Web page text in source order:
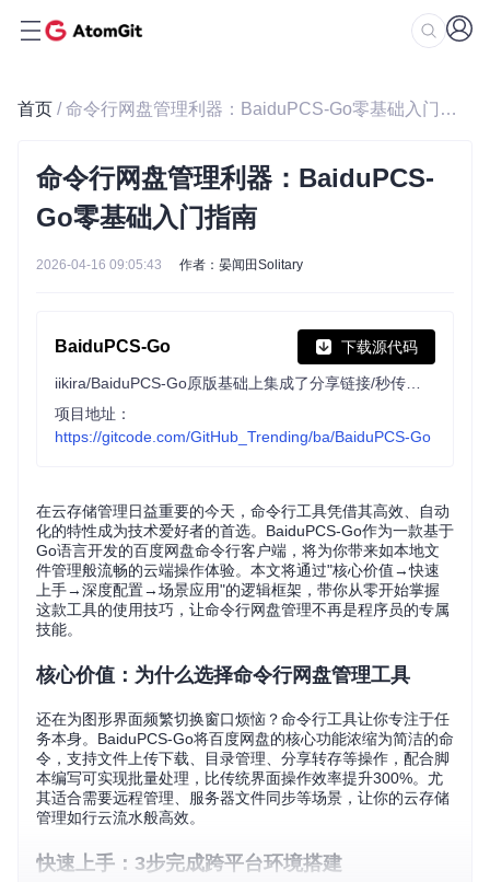
首页 / 命令行网盘管理利器：BaiduPCS-Go零基础入门指南
命令行网盘管理利器：BaiduPCS-
Go零基础入门指南
2026-04-16 09:05:43 作者：晏闻田Solitary
BaiduPCS-Go 下载源代码
项目地址：
https://gitcode.com/GitHub_Trending/ba/BaiduPCS-Go
在云存储管理日益重要的今天，命令行工具凭借其高效、自动
化的特性成为技术爱好者的首选。BaiduPCS-Go作为一款基于
Go语言开发的百度网盘命令行客户端，将为你带来如本地文
件管理般流畅的云端操作体验。本文将通过"核心价值→快速
上手→深度配置→场景应用"的逻辑框架，带你从零开始掌握
这款工具的使用技巧，让命令行网盘管理不再是程序员的专属
技能。
核心价值：为什么选择命令行网盘管理工具
还在为图形界面频繁切换窗口烦恼？命令行工具让你专注于任
务本身。BaiduPCS-Go将百度网盘的核心功能浓缩为简洁的命
令，支持文件上传下载、目录管理、分享转存等操作，配合脚
本编写可实现批量处理，比传统界面操作效率提升300%。尤
其适合需要远程管理、服务器文件同步等场景，让你的云存储
管理如行云流水般高效。
快速上手：3步完成跨平台环境搭建